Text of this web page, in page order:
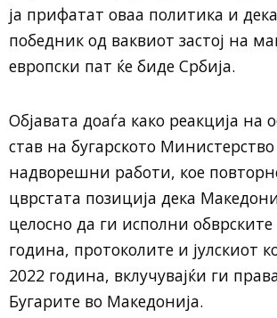
ја прифатат оваа политика и
победник од ваквиот застој на
европски пат ќе биде Србија.
Објавата доаѓа како реакција на
став на бугарското Министерство
надворешни работи, кое
цврстата позиција дека
целосно да ги исполни обврските
година, протоколите и јулскиот
2022 година, вклучувајќи ги
Бугарите во Македонија.